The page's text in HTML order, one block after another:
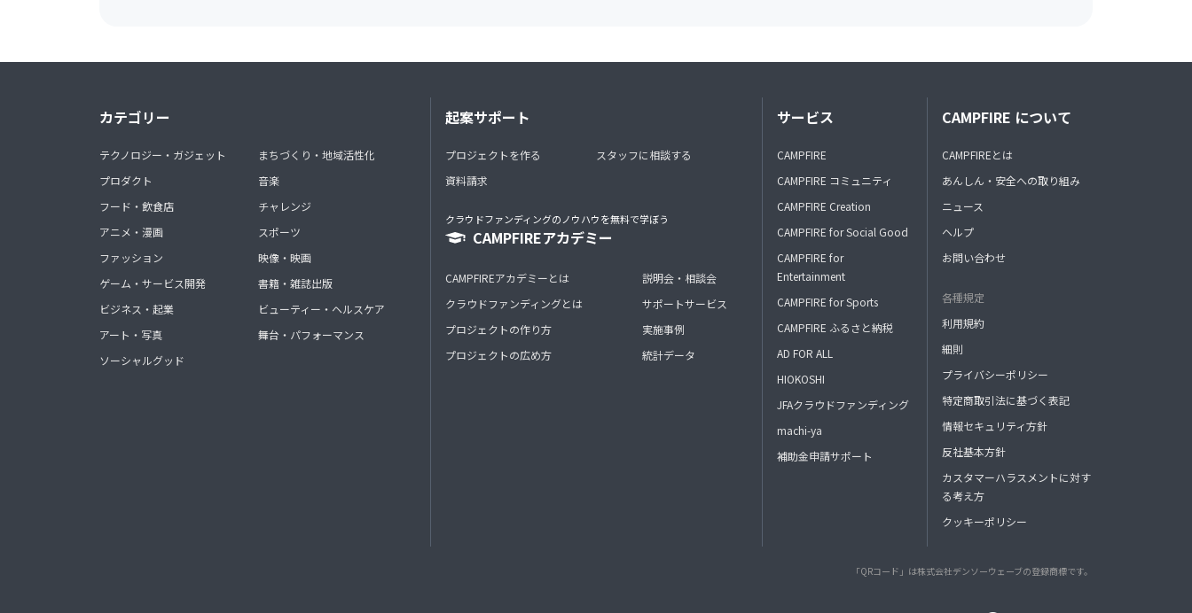
カテゴリー
テクノロジー・ガジェット
プロダクト
フード・飲食店
アニメ・漫画
ファッション
ゲーム・サービス開発
ビジネス・起業
アート・写真
ソーシャルグッド
まちづくり・地域活性化
音楽
チャレンジ
スポーツ
映像・映画
書籍・雑誌出版
ビューティー・ヘルスケア
舞台・パフォーマンス
起案サポート
プロジェクトを作る
資料請求
スタッフに相談する
クラウドファンディングのノウハウを無料で学ぼう
CAMPFIREアカデミー
CAMPFIREアカデミーとは
クラウドファンディングとは
プロジェクトの作り方
プロジェクトの広め方
説明会・相談会
サポートサービス
実施事例
統計データ
サービス
CAMPFIRE
CAMPFIRE コミュニティ
CAMPFIRE Creation
CAMPFIRE for Social Good
CAMPFIRE for
Entertainment
CAMPFIRE for Sports
CAMPFIRE ふるさと納税
AD FOR ALL
HIOKOSHI
JFAクラウドファンディング
machi-ya
補助金申請サポート
CAMPFIRE について
CAMPFIREとは
あんしん・安全への取り組み
ニュース
ヘルプ
お問い合わせ
各種規定
利用規約
細則
プライバシーポリシー
特定商取引法に基づく表記
情報セキュリティ方針
反社基本方針
カスタマーハラスメントに対す
る考え方
クッキーポリシー
「QRコード」は株式会社デンソーウェーブの登録商標です。